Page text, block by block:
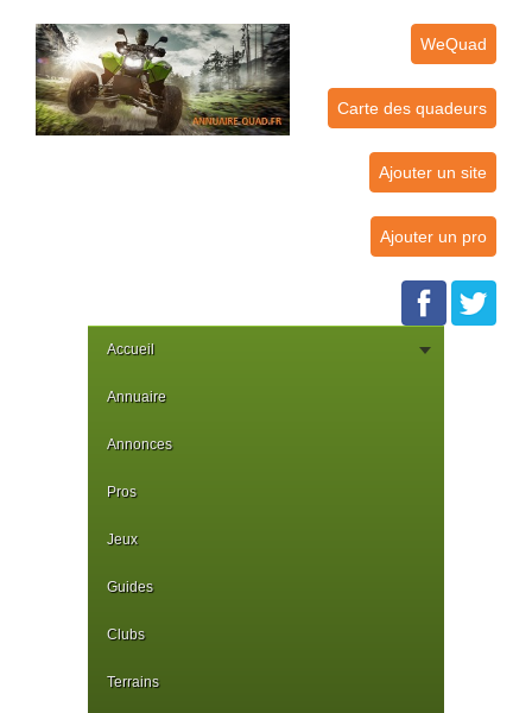
WeQuad
Carte des quadeurs
Ajouter un site
Ajouter un pro
Accueil
Annuaire
Annonces
Pros
Jeux
Guides
Clubs
Terrains